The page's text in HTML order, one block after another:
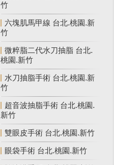
竹
六塊肌馬甲線 台北.桃園.新
竹
微粹脂二代水刀抽脂 台北.
桃園.新竹
水刀抽脂手術 台北.桃園.新
竹
超音波抽脂手術 台北.桃園.
新竹
雙眼皮手術 台北.桃園.新竹
眼袋手術 台北.桃園.新竹